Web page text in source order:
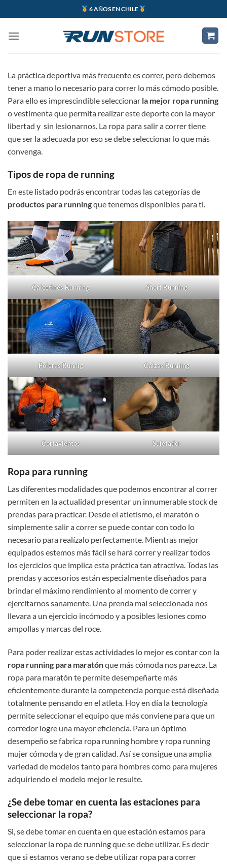
al
contenido
6 AÑOS EN CHILE
La práctica deportiva más frecuente es correr, pero debemos
tener a mano lo necesario para correr lo más cómodo posible.
Para ello es imprescindible seleccionar la mejor ropa running
o vestimenta que permita realizar este deporte con la mayor
libertad y sin lesionarnos. La ropa para salir a correr tiene
que ser la adecuada por eso se debe seleccionar lo que más
convenga.
Tipos de ropa de running
En este listado podrás encontrar todas las categorías de
productos para runningque tenemos disponibles para ti.
Calcetines Running Short Running
Poleras Runnig Calzas Running
Cortavientos Sujetador
Ropa para running
Las diferentes modalidades que podemos encontrar al correr
permiten en la actualidad presentar un innumerable stock de
prendas para practicar. Desde el atletismo, el maratón o
simplemente salir a correr se puede contar con todo lo
necesario para realízalo perfectamente. Mientras mejor
equipados estemos más fácil se hará correr y realizar todos
los ejercicios que implica esta práctica tan atractiva. Todas las
prendas y accesorios están especialmente diseñados para
brindar el máximo rendimiento al momento de correr y
ejercitarnos sanamente. Una prenda mal seleccionada nos
llevara a un ejercicio incómodo y a posibles lesiones como
ampollas y marcas del roce.
Para poder realizar estas actividades lo mejor es contar con la
ropa running para maratónque más cómoda nos parezca. La
ropa para maratón te permite desempeñarte más
eficientemente durante la competencia porque está diseñada
totalmente pensando en el atleta. Hoy en día la tecnología
permite seleccionar el equipo que más conviene para que un
corredor logre una mayor eficiencia. Para un óptimo
desempeño se fabrica ropa running hombre y ropa running
mujer cómoda y de gran calidad. Así se consigue una amplia
variedad de modelos tanto para hombres como para mujeres
adquiriendo el modelo mejor le resulte.
¿Se debe tomar en cuenta las estaciones para
seleccionar la ropa?
Si, se debe tomar en cuenta en que estación estamos para
seleccionar la ropa de running que se debe utilizar. Es decir
que si estamos verano se debe utilizar ropa para correr